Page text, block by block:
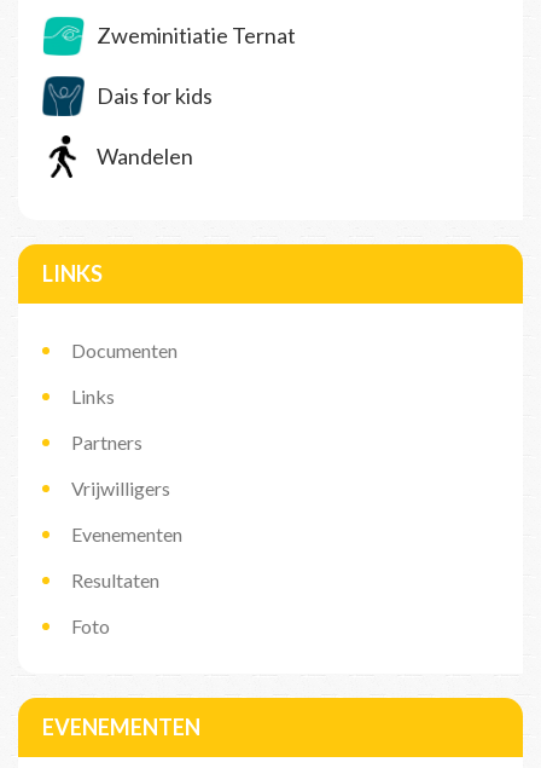
Zweminitiatie Ternat
Dais for kids
Wandelen
LINKS
Documenten
Links
Partners
Vrijwilligers
Evenementen
Resultaten
Foto
EVENEMENTEN